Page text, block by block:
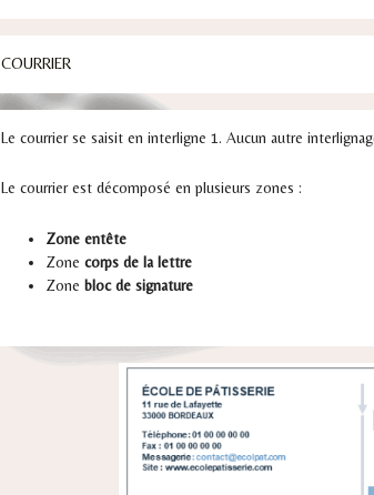
COURRIER
Le courrier se saisit en interligne 1. Aucun autre
Le courrier est décomposé en plusieurs zones :
Zone entête
Zonecorps de la lettre
Zonebloc de signature